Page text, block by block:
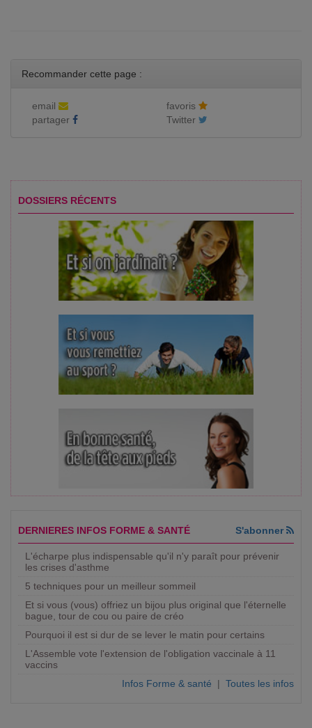
Recommander cette page :
email
favoris
partager
Twitter
DOSSIERS RÉCENTS
DERNIERES INFOS FORME & SANTÉ S'abonner
L'écharpe plus indispensable qu'il n'y paraît pour prévenir
les crises d'asthme
5 techniques pour un meilleur sommeil
Et si vous (vous) offriez un bijou plus original que l'éternelle
bague, tour de cou ou paire de créo
Pourquoi il est si dur de se lever le matin pour certains
L'Assemble vote l'extension de l'obligation vaccinale à 11
vaccins
Infos Forme & santé | Toutes les infos